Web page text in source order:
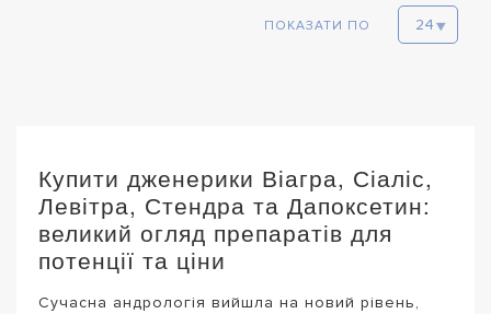
ПОКАЗАТИ ПО
Купити дженерики Віагра, Сіаліс,
Левітра, Стендра та Дапоксетин:
великий огляд препаратів для
потенції та ціни
Сучасна андрологія вийшла на новий рівень,